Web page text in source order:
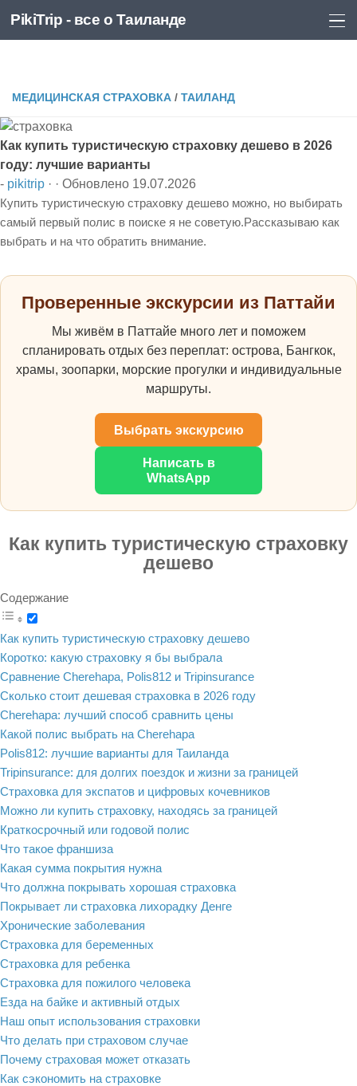
Перейти к содержимому
PikiTrip - все о Таиланде
PikiTrip - все о Таиланде
МЕДИЦИНСКАЯ СТРАХОВКА / ТАИЛАНД
Как купить туристическую страховку дешево в 2026
году: лучшие варианты
- pikitrip · · Обновлено 19.07.2026
Купить туристическую страховку дешево можно, но выбирать
самый первый полис в поиске я не советую.Рассказываю как
выбрать и на что обратить внимание.
Проверенные экскурсии из Паттайи
Мы живём в Паттайе много лет и поможем
спланировать отдых без переплат: острова, Бангкок,
храмы, зоопарки, морские прогулки и индивидуальные
маршруты.
Выбрать экскурсию
Написать в
WhatsApp
Как купить туристическую страховку
дешево
Содержание
Как купить туристическую страховку дешево
Коротко: какую страховку я бы выбрала
Сравнение Cherehapa, Polis812 и Tripinsurance
Сколько стоит дешевая страховка в 2026 году
Cherehapa: лучший способ сравнить цены
Какой полис выбрать на Cherehapa
Polis812: лучшие варианты для Таиланда
Tripinsurance: для долгих поездок и жизни за границей
Страховка для экспатов и цифровых кочевников
Можно ли купить страховку, находясь за границей
Краткосрочный или годовой полис
Что такое франшиза
Какая сумма покрытия нужна
Что должна покрывать хорошая страховка
Покрывает ли страховка лихорадку Денге
Хронические заболевания
Страховка для беременных
Страховка для ребенка
Страховка для пожилого человека
Езда на байке и активный отдых
Наш опыт использования страховки
Что делать при страховом случае
Почему страховая может отказать
Как сэкономить на страховке